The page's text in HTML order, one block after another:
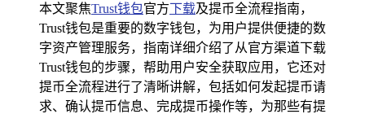
本文聚焦Trust钱包官方下载及提币全流程指南，
Trust钱包是重要的数字钱包，为用户提供便捷的数
字资产管理服务，指南详细介绍了从官方渠道下载
Trust钱包的步骤，帮助用户安全获取应用，它还对
提币全流程进行了清晰讲解，包括如何发起提币请
求、确认提币信息、完成提币操作等，为那些有提